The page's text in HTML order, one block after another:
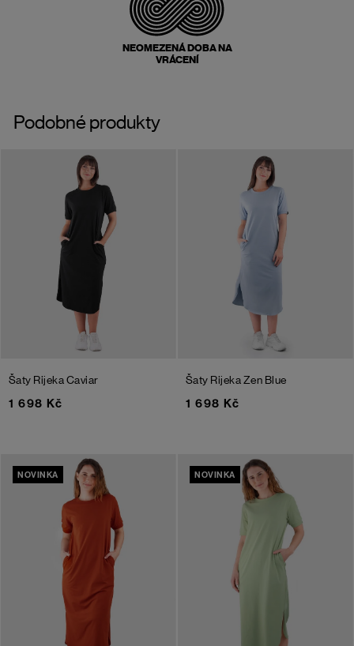
NEOMEZENÁ DOBA NA
VRÁCENÍ
Podobné produkty
Šaty RijekaCaviar
1 698 Kč
Šaty RijekaZen Blue
1 698 Kč
NOVINKA NOVINKA